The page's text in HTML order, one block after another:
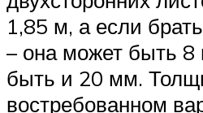
1,85 м, а если
– она может быть
быть и 20 мм.
востребованном